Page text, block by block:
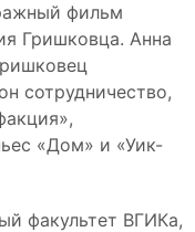
фильм
Гришковца. Анна
сотрудничество,
«Дом» и «Уик-
факультет ВГИКа,